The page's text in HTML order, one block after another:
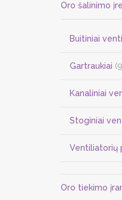
Oro šalinimo
Buitiniai
Gartraukiai
Kanaliniai
Stoginiai
Ventiliatorių
Oro tiekimo